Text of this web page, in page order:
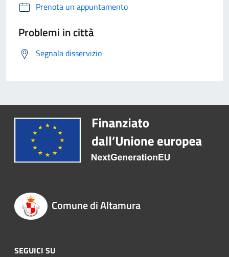
Prenota un appuntamento
Problemi in città
Segnala disservizio
Comune di Altamura
SEGUICI SU